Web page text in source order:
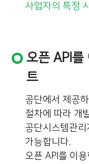
사업자의 특정
오픈 API를
트
공단에서 제공
절차에 따라 개
공단시스템관리
가능합니다.
오픈 API를 이